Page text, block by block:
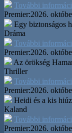
További
Premier:2026.
Egy biztonságos
Dráma
További
Premier:2026.
Az örökség
Thriller
További
Premier:2026.
Heidi és a kis hiúz
Kaland
További
Premier:2026.